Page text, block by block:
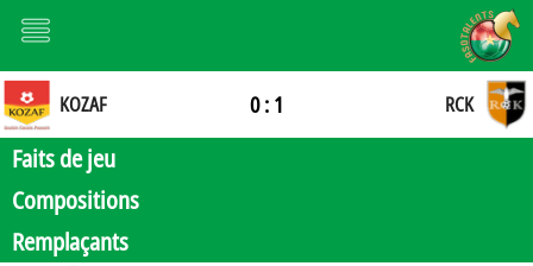
KOZAF 0 : 1 RCK
Faits de jeu
Compositions
Remplaçants